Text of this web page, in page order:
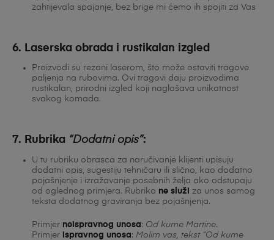
zahtijevala spajanje, bez brige mi ćemo ih spojiti za Vas
6. Laserska obrada i rustikalan izgled
Proizvodi su rezani laserom, što može ostaviti tragove
paljenja na rubovima. Ovi tragovi daju proizvodima
rustikalan, prirodni izgled koji naglašava unikatnost
svakog komada.
7. Rubrika “Dodatni opis”:
U tu rubriku obrasca za naručivanje klijenti upisuju
dodatni opis, sugestiju tehničaru ili slično, kao dodatno
pojašnjenje i izražavanje posebnih želja ako odstupaju
od oglednog primjera. Rubrika ne služi
za unos samog
teksta dodatnog graviranja bez pojašnjenja.
Primjer neispravnog unosa: Od kume Martine.
Primjer ispravnog unosa: Molim vas, tekst “Od kume